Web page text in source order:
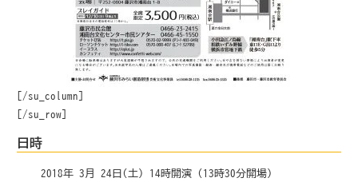
[/su_column]
[/su_row]
日時
2018年 3月 24日(土) 14時開演 (13時30分開場)